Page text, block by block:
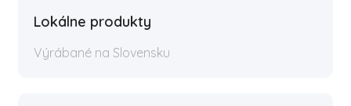
Lokálne produkty
Výrábané na Slovensku